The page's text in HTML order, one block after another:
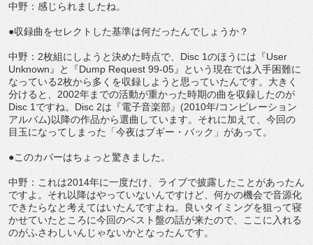
中野：感じられましたね。
●収録曲をセレクトした基準は何だったんでしょうか？
中野：2枚組にしようと決めた時点で、Disc 1のほうには『User
Unknown』と『Dump Request 99-05』という現在では入手困難に
なっている2枚から多くを収録しようと思っていたんです。大きく
分けると、2002年までの活動が重かった時期の曲を収録したのが
Disc 1ですね。Disc 2は『電子音楽部』(2010年/コンピレーション
アルバム)以降の作品から選曲しています。それに加えて、今回の
目玉になってしまった「今夜はブギー・バック」があって。
●このカバーはちょっと驚きました。
中野：これは2014年に一度だけ、ライブで披露したことがあったん
ですよ。それ以降はやっていないんですけど、何かの機会で音源化
できたらなと考えてはいたんですよね。良いタイミングを狙って寝
かせていたところに今回のベスト盤の話が来たので、ここに入れる
のがふさわしいんじゃないかとなったんです。